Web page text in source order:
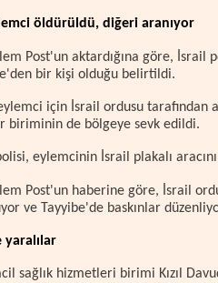
öldürüldü, diğeri aranıyor
Post'un aktardığına göre,
bir kişi olduğu belirtildi.
için İsrail ordusu tarafından
biriminin de bölgeye sevk edildi.
eylemcinin İsrail plakalı
Post'un haberine göre, İsrail
ve Tayyibe'de baskınlar
yaralılar
sağlık hizmetleri birimi Kızıl